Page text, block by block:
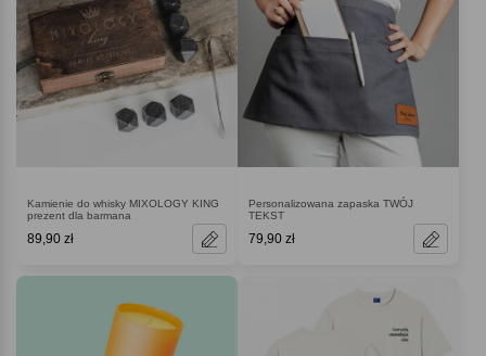
Kamienie do whisky MIXOLOGY KING
prezent dla barmana
89,90 zł
Personalizowana zapaska TWÓJ
TEKST
79,90 zł